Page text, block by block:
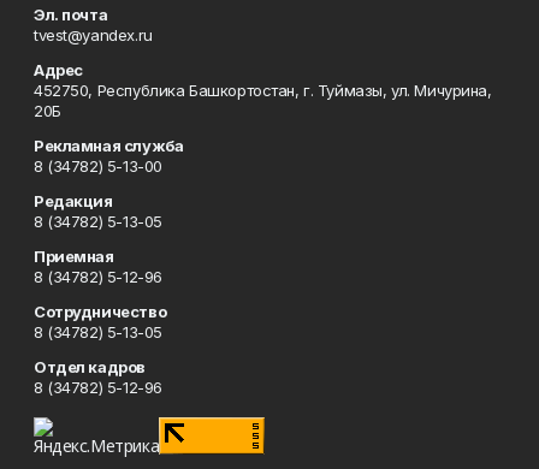
Эл. почта
tvest@yandex.ru
Адрес
452750, Республика Башкортостан, г. Туймазы, ул. Мичурина,
20Б
Рекламная служба
8 (34782) 5-13-00
Редакция
8 (34782) 5-13-05
Приемная
8 (34782) 5-12-96
Сотрудничество
8 (34782) 5-13-05
Отдел кадров
8 (34782) 5-12-96